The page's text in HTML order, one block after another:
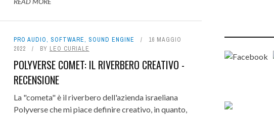
PRO AUDIO, SOFTWARE, SOUND ENGINE
16 MAGGIO
2022
BY LEO CURIALE
POLYVERSE COMET: IL RIVERBERO CREATIVO -
RECENSIONE
La "cometa" è il riverbero dell'azienda israeliana
Polyverse che mi piace definire creativo, in quanto,